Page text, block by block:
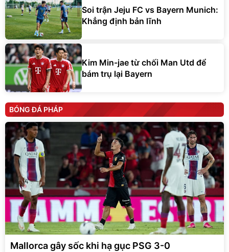
Soi trận Jeju FC vs Bayern Munich:
Khẳng định bản lĩnh
Kim Min-jae từ chối Man Utd để
bám trụ lại Bayern
BÓNG ĐÁ PHÁP
Mallorca gây sốc khi hạ gục PSG 3-0